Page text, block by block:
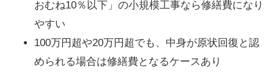
おむね10％以下」の小規模工事なら修繕費になり
やすい
100万円超や20万円超でも、中身が原状回復と認
められる場合は修繕費となるケースあり